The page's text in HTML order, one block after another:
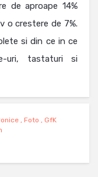
de aproape 14%
o crestere de 7%.
si din ce in ce
uri, tastaturi si
, Foto , GfK